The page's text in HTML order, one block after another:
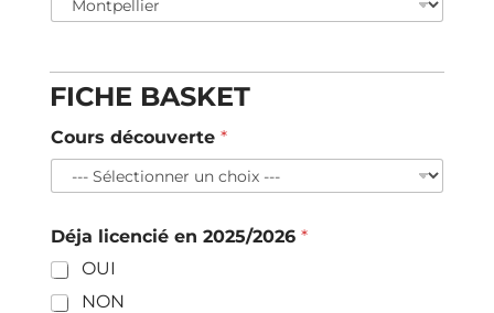
e
p
r
a
t
q
e
P
o
s
FICHE BASKET
Cours découverte *
Déja licencié en 2025/2026 *
OUI
NON